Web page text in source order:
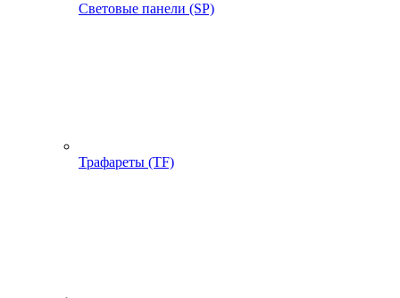
Световые панели (SP)
Трафареты (TF)